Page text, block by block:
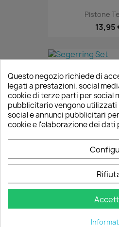
Pistone
13,95
Segerring
1,95
Torx Bit
7,95
2,95
Questo negozio richiede di
legati a prestazioni, social
cookie di terze parti per social
pubblicitario vengono
social e annunci pubblicitari
cookie e l'elaborazione dei